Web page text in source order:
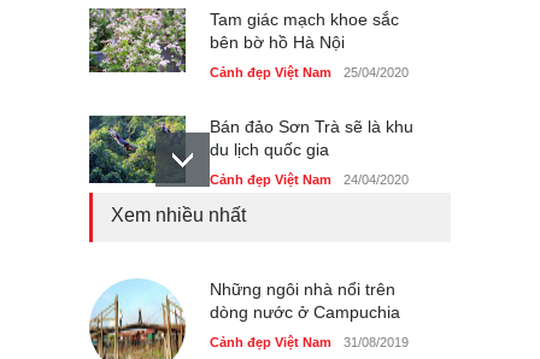
Tam giác mạch khoe sắc
bên bờ hồ Hà Nội
Cảnh đẹp Việt Nam 25/04/2020
Bán đảo Sơn Trà sẽ là khu
du lịch quốc gia
Cảnh đẹp Việt Nam 24/04/2020
Cảnh đẹp Việt Nam 25/04/2020
Nhiều hoạt động tôn vinh
Xem nhiều nhất
Những ngôi nhà nổi trên
dòng nước ở Campuchia
Cảnh đẹp Việt Nam 31/08/2019